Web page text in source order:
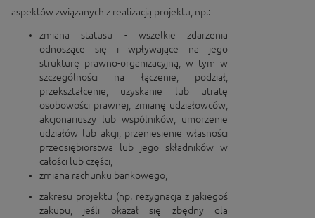
aspektów związanych z realizacją projektu, np.:
zmiana statusu - wszelkie zdarzenia
odnoszące się i wpływające na jego
strukturę prawno-organizacyjną, w tym w
szczególności na łączenie, podział,
przekształcenie, uzyskanie lub utratę
osobowości prawnej, zmianę udziałowców,
akcjonariuszy lub wspólników, umorzenie
udziałów lub akcji, przeniesienie własności
przedsiębiorstwa lub jego składników w
całości lub części,
zmiana rachunku bankowego,
zakresu projektu (np. rezygnacja z jakiegoś
zakupu, jeśli okazał się zbędny dla